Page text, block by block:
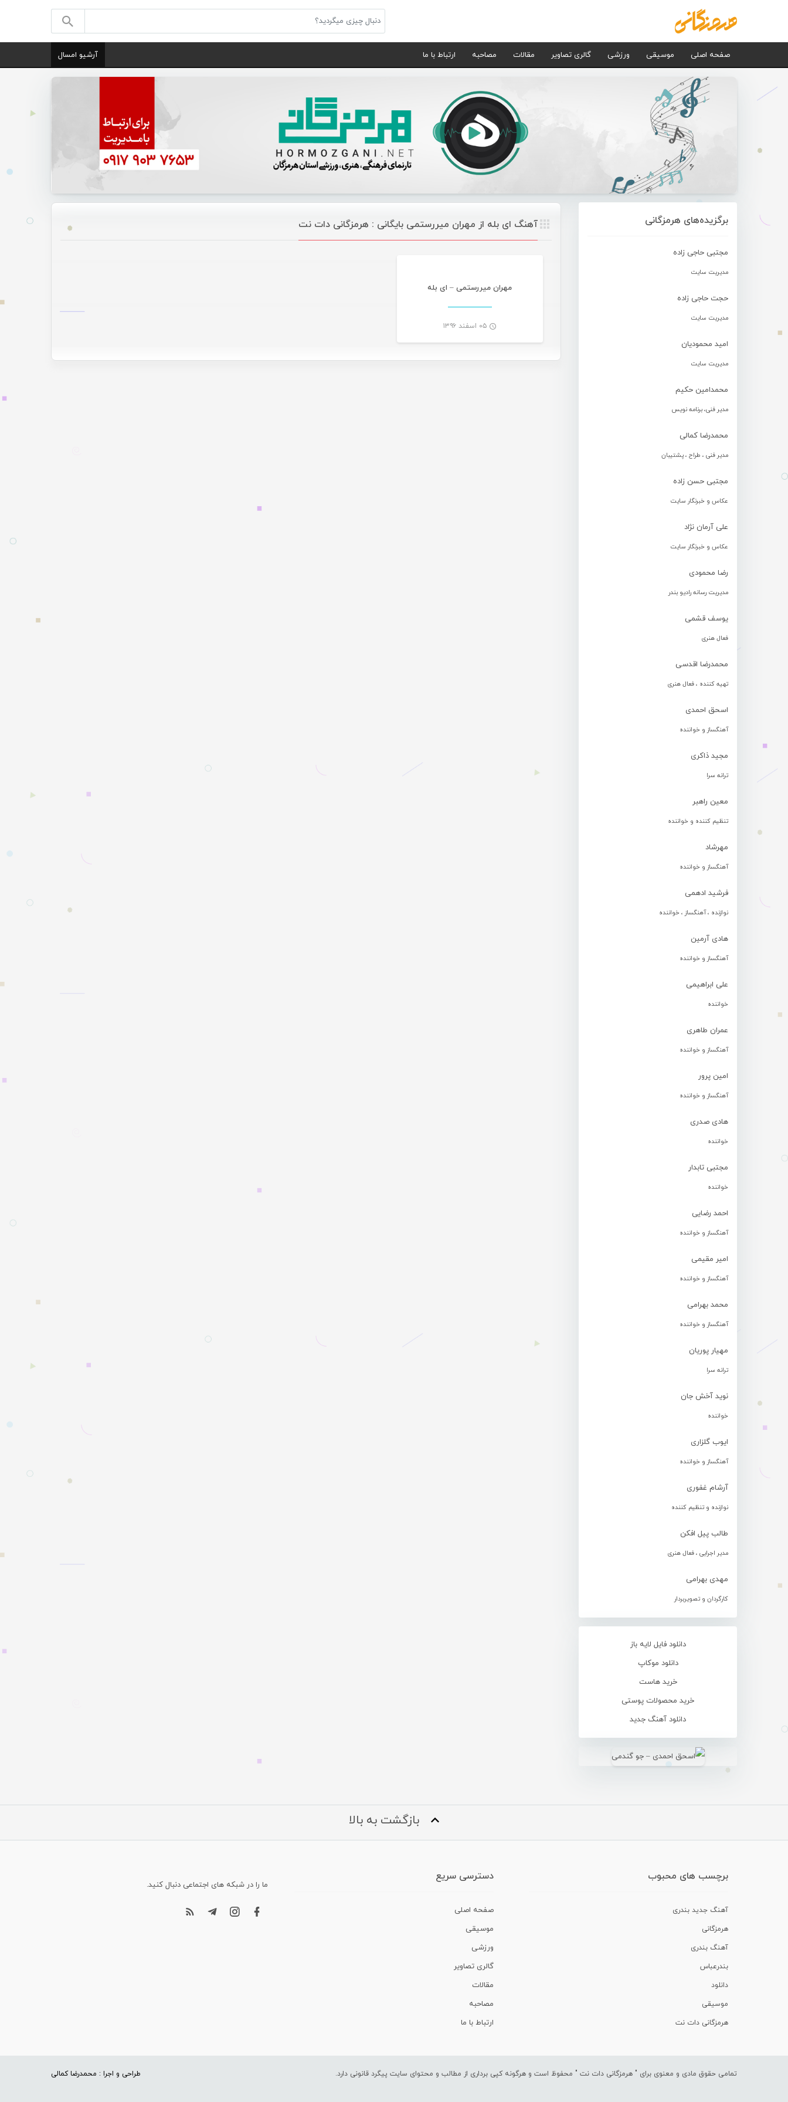
صفحه اصلی موسیقی ورزشی گالری تصاویر مقالات مصاحبه ارتباط با ما آرشیو امسال
برگزیده‌های هرمزگانی
مجتبی حاجی زاده
مدیریت سایت
حجت حاجی زاده
مدیریت سایت
امید محمودیان
مدیریت سایت
محمدامین حکیم
مدیر فنی، برنامه نویس
محمدرضا کمالی
مدیر فنی ، طراح ، پشتیبان
مجتبی حسن زاده
عکاس و خبرنگار سایت
علی آرمان نژاد
عکاس و خبرنگار سایت
رضا محمودی
مدیریت رسانه رادیو بندر
یوسف قشمی
فعال هنری
محمدرضا اقدسی
تهیه کننده ، فعال هنری
اسحق احمدی
آهنگساز و خواننده
مجید ذاکری
ترانه سرا
معین راهبر
تنظیم کننده و خواننده
مهرشاد
آهنگساز و خواننده
فرشید ادهمی
نوازنده ، آهنگساز ، خواننده
هادی آرمین
آهنگساز و خواننده
علی ابراهیمی
خواننده
عمران طاهری
آهنگساز و خواننده
امین پرور
آهنگساز و خواننده
هادی صدری
خواننده
مجتبی تابدار
خواننده
احمد رضایی
آهنگساز و خواننده
امیر مقیمی
آهنگساز و خواننده
محمد بهرامی
آهنگساز و خواننده
مهیار پوریان
ترانه سرا
نوید آخش جان
خواننده
ایوب گلزاری
آهنگساز و خواننده
آرشام غفوری
نوازنده و تنظیم کننده
طالب پیل افکن
مدیر اجرایی ، فعال هنری
مهدی بهرامی
کارگردان و تصویربردار
دانلود فایل لایه باز
دانلود موکاپ
خرید هاست
خرید محصولات پوستی
دانلود آهنگ جدید
آهنگ ای بله از مهران میررستمی بایگانی : هرمزگانی دات نت
مهران میررستمی – ای بله
۰۵ اسفند ۱۳۹۶
بازگشت به بالا
برچسب های محبوب
آهنگ جدید بندری
هرمزگانی
آهنگ بندری
بندرعباس
دانلود
موسیقی
هرمزگانی دات نت
دسترسی سریع
صفحه اصلی
موسیقی
ورزشی
گالری تصاویر
مقالات
مصاحبه
ارتباط با ما
ما را در شبکه های اجتماعی دنبال کنید.
تمامی حقوق مادی و معنوی برای " هرمزگانی دات نت " محفوظ است و هرگونه کپی برداری از مطالب و محتوای سایت پیگرد قانونی دارد. طراحی و اجرا : محمدرضا کمالی